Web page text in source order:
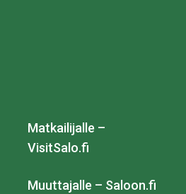
Matkailijalle –
VisitSalo.fi
Muuttajalle – Saloon.fi